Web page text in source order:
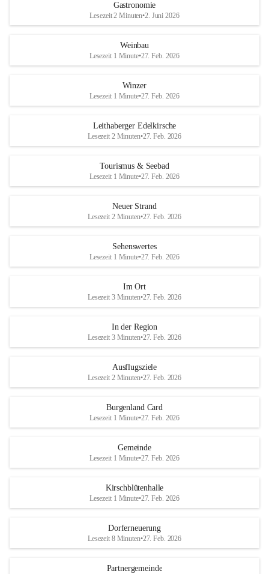
Gastronomie
Lesezeit 2 Minuten•2. Juni 2026
Weinbau
Lesezeit 1 Minute•27. Feb. 2026
Winzer
Lesezeit 1 Minute•27. Feb. 2026
Leithaberger Edelkirsche
Lesezeit 2 Minuten•27. Feb. 2026
Tourismus & Seebad
Lesezeit 1 Minute•27. Feb. 2026
Neuer Strand
Lesezeit 2 Minuten•27. Feb. 2026
Sehenswertes
Lesezeit 1 Minute•27. Feb. 2026
Im Ort
Lesezeit 3 Minuten•27. Feb. 2026
In der Region
Lesezeit 3 Minuten•27. Feb. 2026
Ausflugsziele
Lesezeit 2 Minuten•27. Feb. 2026
Burgenland Card
Lesezeit 1 Minute•27. Feb. 2026
Gemeinde
Lesezeit 1 Minute•27. Feb. 2026
Kirschblütenhalle
Lesezeit 1 Minute•27. Feb. 2026
Dorferneuerung
Lesezeit 8 Minuten•27. Feb. 2026
Partnergemeinde